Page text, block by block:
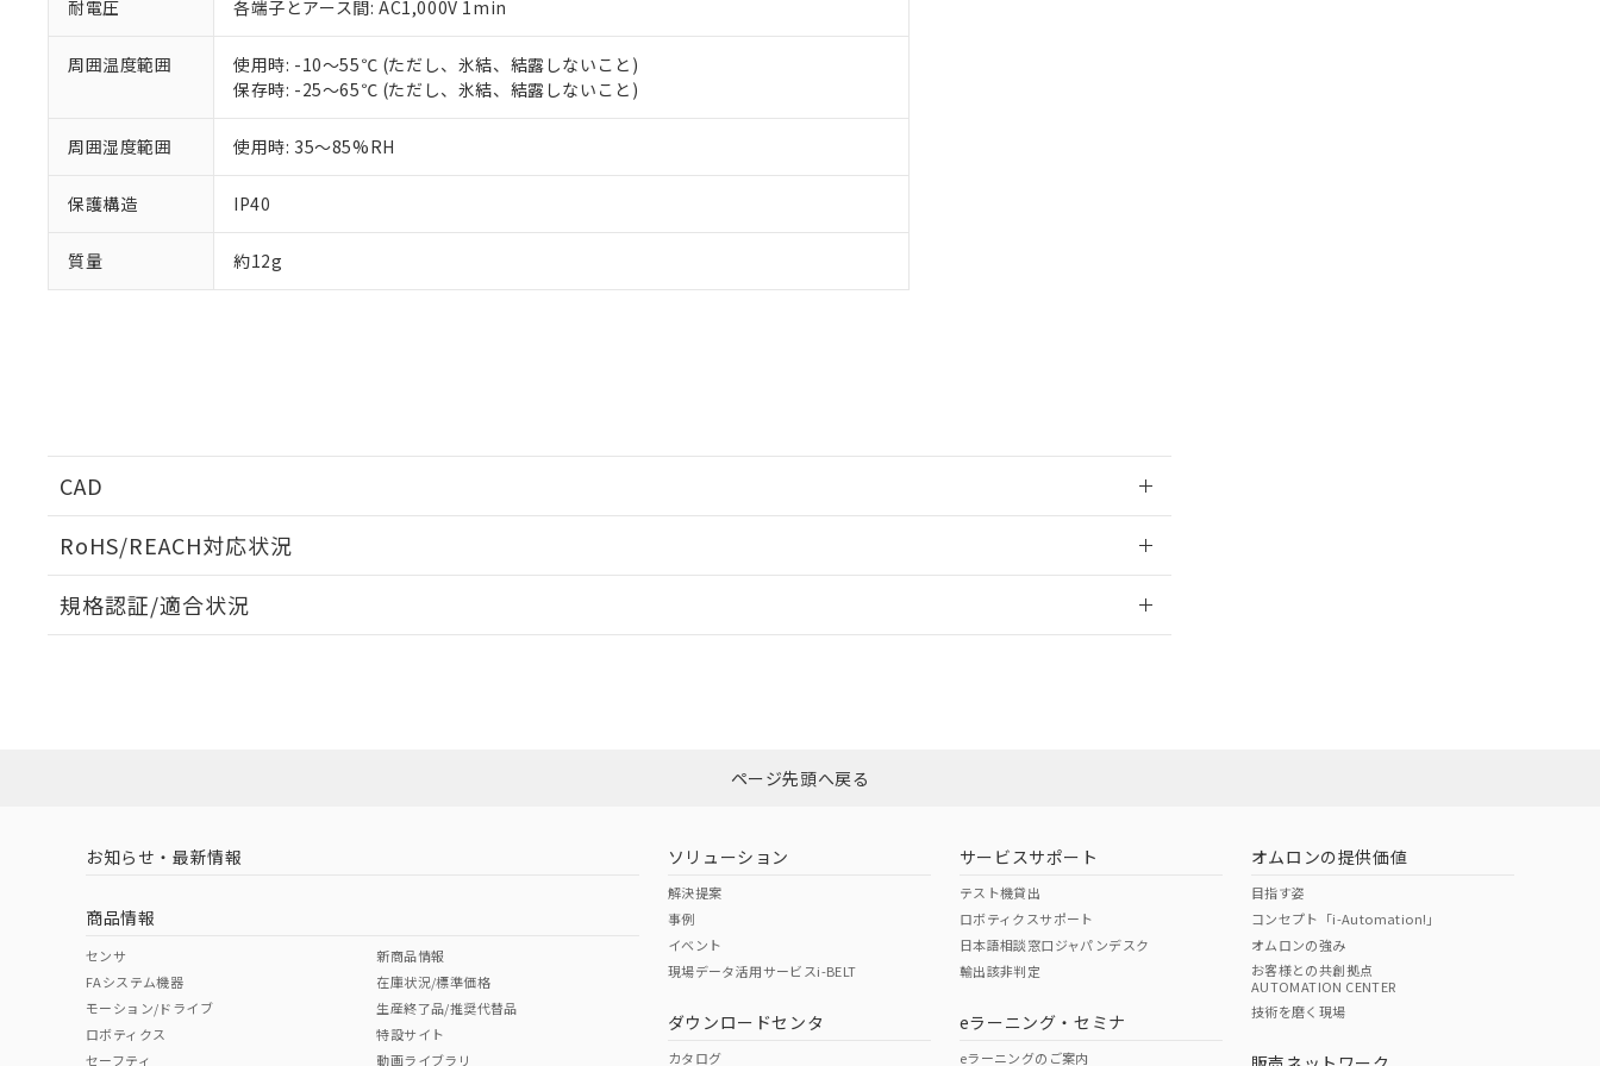
耐電圧 各端子とアース間: AC1,000V 1min
周囲温度範囲
使用時: -10～55℃ (ただし、氷結、結露しないこと)
保存時: -25～65℃ (ただし、氷結、結露しないこと)
周囲湿度範囲 使用時: 35～85%RH
保護構造 IP40
質量 約12g
CAD
RoHS/REACH対応状況
EU RoHS 注意事項・凡例
ダウンロードはこちら
中国 RoHS 注意事項・凡例
中国 RoHS表
Pb Hg Cr(VI)
規格認証/適合状況
※本証明書は発行日時点で非含有を証明するもので、過去に遡って非含有を証明するものではありません。
混在することから備考欄に対応日を記載しておりました。
既に当社にて対応品への在庫切替を完了していることから、特段のことがない限り、2022年1月12日よ
り割愛しております。
ページ先頭へ戻る
お知らせ・最新情報
商品情報
センサ
FAシステム機器
モーション/ドライブ
ロボティクス
セーフティ
新商品情報
在庫状況/標準価格
生産終了品/推奨代替品
特設サイト
動画ライブラリ
ソリューション
解決提案
事例
イベント
現場データ活用サービスi-BELT
ダウンロードセンタ
カタログ
サービスサポート
テスト機貸出
ロボティクスサポート
日本語相談窓口ジャパンデスク
輸出該非判定
eラーニング・セミナ
eラーニングのご案内
オムロンの提供価値
目指す姿
コンセプト「i-Automation!」
オムロンの強み
お客様との共創拠点
AUTOMATION CENTER
技術を磨く現場